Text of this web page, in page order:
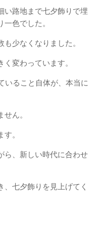
い路地まで七夕飾りで埋
色でした。
少なくなりました。
変わっています。
いること自体が、本当に
ん。
。
ら、新しい時代に合わせ
七夕飾りを見上げてく